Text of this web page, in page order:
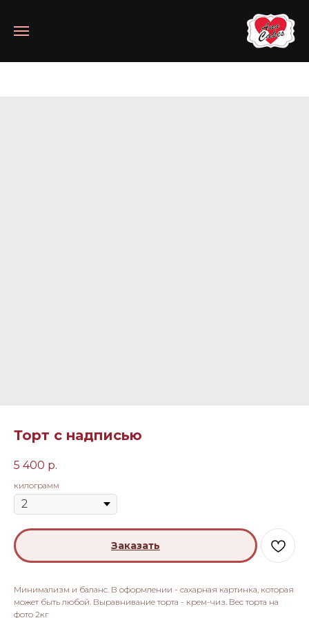
Торт с надписью
5 400 р.
килограмм
Заказать
Минимализм и баланс. В оформлении - сахарная картинка, которая
может быть любой. Выравнивание торта - крем-чиз. Вес торта на
фото 2кг